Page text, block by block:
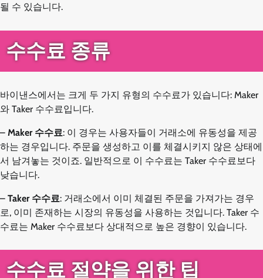
될 수 있습니다.
수수료 종류
바이낸스에서는 크게 두 가지 유형의 수수료가 있습니다: Maker
와 Taker 수수료입니다.
– Maker 수수료: 이 경우는 사용자들이 거래소에 유동성을 제공
하는 경우입니다. 주문을 생성하고 이를 체결시키지 않은 상태에
서 남겨놓는 것이죠. 일반적으로 이 수수료는 Taker 수수료보다
낮습니다.
– Taker 수수료: 거래소에서 이미 체결된 주문을 가져가는 경우
로, 이미 존재하는 시장의 유동성을 사용하는 것입니다. Taker 수
수료는 Maker 수수료보다 상대적으로 높은 경향이 있습니다.
수수료 절약을 위한 팁